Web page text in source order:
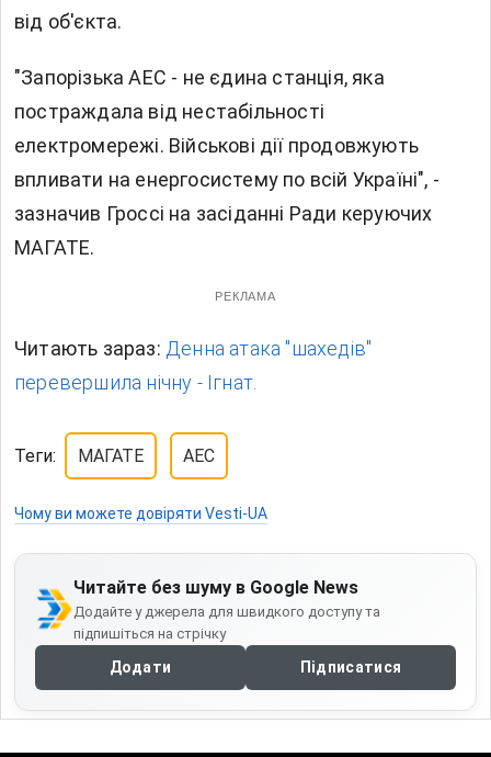
від об'єкта.
"Запорізька АЕС - не єдина станція, яка
постраждала від нестабільності
електромережі. Військові дії продовжують
впливати на енергосистему по всій Україні", -
зазначив Гроссі на засіданні Ради керуючих
МАГАТЕ.
РЕКЛАМА
Читають зараз: Денна атака "шахедів"
перевершила нічну - Ігнат.
Теги: МАГАТЕ АЕС
Чому ви можете довіряти Vesti-UA
Читайте без шуму в Google News
Додайте у джерела для швидкого доступу та
підпишіться на стрічку
Додати Підписатися